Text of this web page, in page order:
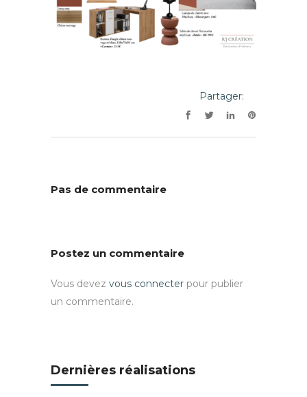
Partager:
Pas de commentaire
Postez un commentaire
Vous devez vous connecter pour publier
un commentaire.
Dernières réalisations